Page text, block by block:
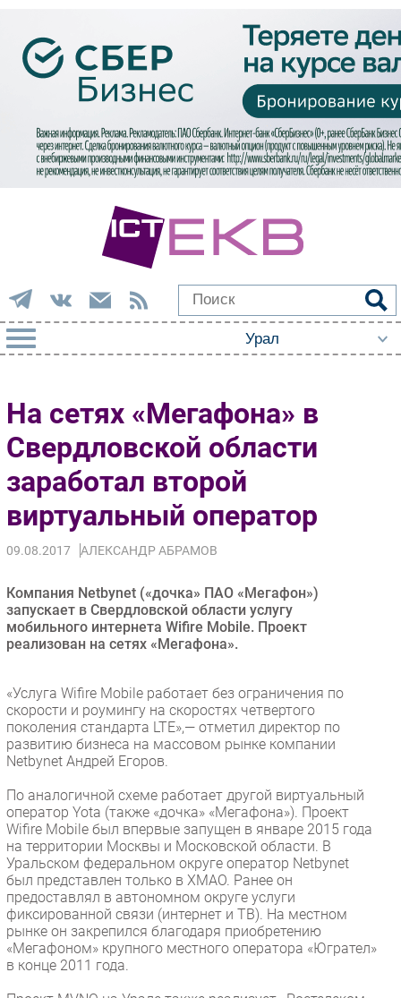
Импорто­замещение
Автоматизация Промышленности
Интернет
Мобильная связь
Фиксированная связь
Интеграция
Маркетинг
Торговые сети
Оборудование
Outsourcing
Кадры
Регулирование
Web
Безопасность
Инновации
CIO/Управление ИТ
Гаджеты
Здоровье
РАЗДЕЛЫ
На сетях «Мегафона» в
Свердловской области
заработал второй
виртуальный оператор
09.08.2017 АЛЕКСАНДР АБРАМОВ
Компания Netbynet («дочка» ПАО «Мегафон»)
запускает в Свердловской области услугу
мобильного интернета Wifire Mobile. Проект
реализован на сетях «Мегафона».
«Услуга Wifire Mobile работает без ограничения по
скорости и роумингу на скоростях четвертого
поколения стандарта LTE»,— отметил директор по
развитию бизнеса на массовом рынке компании
Netbynet Андрей Егоров.
По аналогичной схеме работает другой виртуальный
оператор Yota (также «дочка» «Мегафона»). Проект
Wifire Mobile был впервые запущен в январе 2015 года
на территории Москвы и Московской области. В
Уральском федеральном округе оператор Netbynet
был представлен только в ХМАО. Ранее он
предоставлял в автономном округе услуги
фиксированной связи (интернет и ТВ). На местном
рынке он закрепился благодаря приобретению
«Мегафоном» крупного местного оператора «Югрател»
в конце 2011 года.